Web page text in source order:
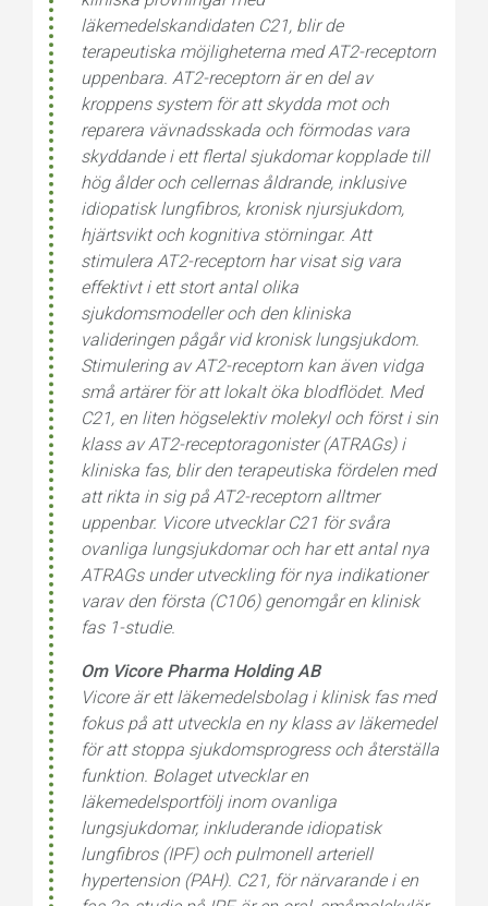
läkemedelskandidaten C21, blir de
terapeutiska möjligheterna med AT2-receptorn
uppenbara. AT2-receptorn är en del av
kroppens system för att skydda mot och
reparera vävnadsskada och förmodas vara
skyddande i ett flertal sjukdomar kopplade till
hög ålder och cellernas åldrande, inklusive
idiopatisk lungfibros, kronisk njursjukdom,
hjärtsvikt och kognitiva störningar. Att
stimulera AT2-receptorn har visat sig vara
effektivt i ett stort antal olika
sjukdomsmodeller och den kliniska
valideringen pågår vid kronisk lungsjukdom.
Stimulering av AT2-receptorn kan även vidga
små artärer för att lokalt öka blodflödet. Med
C21, en liten högselektiv molekyl och först i sin
klass av AT2-receptoragonister (ATRAGs) i
kliniska fas, blir den terapeutiska fördelen med
att rikta in sig på AT2-receptorn alltmer
uppenbar. Vicore utvecklar C21 för svåra
ovanliga lungsjukdomar och har ett antal nya
ATRAGs under utveckling för nya indikationer
varav den första (C106) genomgår en klinisk
fas 1-studie.
Om Vicore Pharma Holding AB
Vicore är ett läkemedelsbolag i klinisk fas med
fokus på att utveckla en ny klass av läkemedel
för att stoppa sjukdomsprogress och återställa
funktion. Bolaget utvecklar en
läkemedelsportfölj inom ovanliga
lungsjukdomar, inkluderande idiopatisk
lungfibros (IPF) och pulmonell arteriell
hypertension (PAH). C21, för närvarande i en